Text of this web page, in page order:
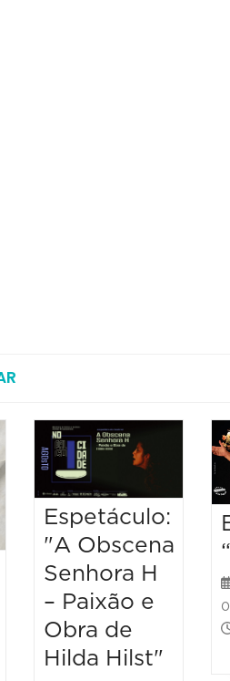
Espetáculo:
"A Obscena
Senhora H
– Paixão e
Obra de
Hilda Hilst"